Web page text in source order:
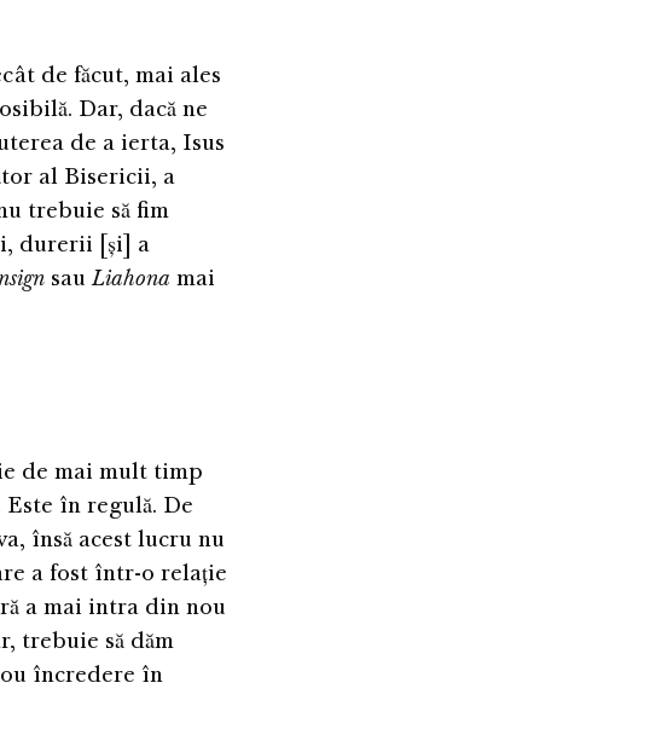
de făcut, mai ales
Dar, dacă ne
de a ierta, Isus
al Bisericii, a
trebuie să fim
durerii [și] a
sauLiahona mai
de mai mult timp
Este în regulă. De
însă acest lucru nu
a fost într-o relație
a mai intra din nou
trebuie să dăm
încredere în